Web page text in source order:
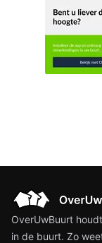
OverUwBuurt
in de buurt. Zo